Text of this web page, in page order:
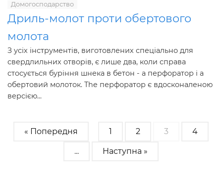
Домогосподарство
Дриль-молот проти обертового
молота
З усіх інструментів, виготовлених спеціально для
свердлильних отворів, є лише два, коли справа
стосується буріння шнека в бетон - а перфоратор і а
обертовий молоток. The перфоратор є вдосконаленою
версією...
« Попередня 1 2 3 4
... Наступна »